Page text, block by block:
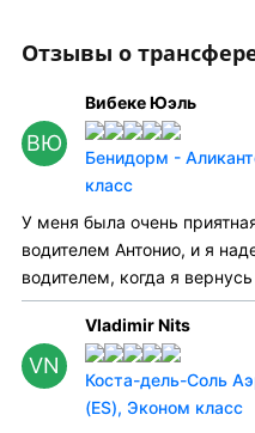
Отзывы о
ВЮ
Вибеке Юэль
Бенидорм -
класс
У меня была очень
водителем Антонио, и я
водителем, когда я
VN
Vladimir Nits
Коста-дель-Соль
(ES), Эконом класс